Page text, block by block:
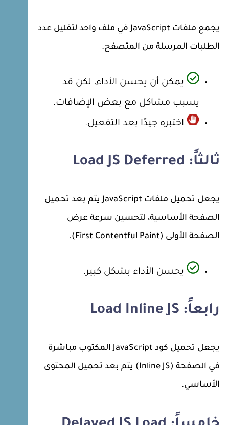
يجمع ملفات JavaScript في ملف واحد لتقليل عدد
الطلبات المرسلة من المتصفح.
يمكن أن يحسن الأداء، لكن قد
يسبب مشاكل مع بعض الإضافات.
اختبره جيدًا بعد التفعيل.
ثالثاً: Load JS Deferred
يجعل تحميل ملفات JavaScript يتم بعد تحميل
الصفحة الأساسية، لتحسين سرعة عرض
الصفحة الأولى (First Contentful Paint).
يحسن الأداء بشكل كبير.
رابعاً: Load Inline JS
يجعل تحميل كود JavaScript المكتوب مباشرة
في الصفحة (Inline JS) يتم بعد تحميل المحتوى
الأساسي.